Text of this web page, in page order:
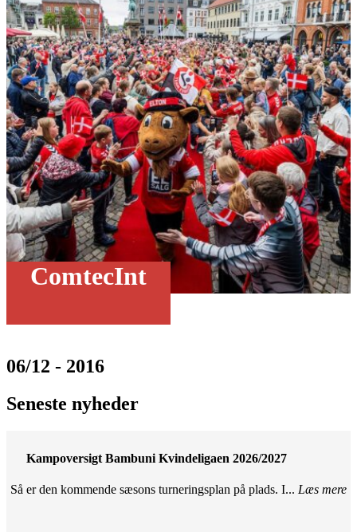
ComtecInt
06/12 - 2016
Seneste nyheder
Kampoversigt Bambuni Kvindeligaen 2026/2027
Så er den kommende sæsons turneringsplan på plads. I... Læs mere